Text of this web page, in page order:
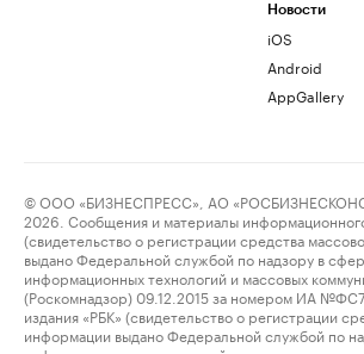
Новости
iOS
Android
AppGallery
© ООО «БИЗНЕСПРЕСС», АО
2026. Сообщения и материалы информационного
(свидетельство о регистрации средства
выдано Федеральной службой по надзору в
информационных технологий и массовых
(Роскомнадзор) 09.12.2015 за номером ИА
издания «РБК» (свидетельство о регистрации
информации выдано Федеральной службой по